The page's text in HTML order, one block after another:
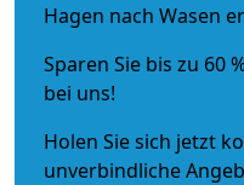
Hagen nach Wasen
Sparen Sie bis zu 60
bei uns!
Holen Sie sich jetzt
unverbindliche